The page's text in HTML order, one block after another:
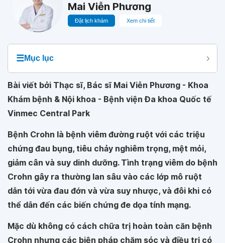
Mai Viễn Phương
Đặt lịch khám Xem chi tiết
☰Mục lục
Bài viết bởi Thạc sĩ, Bác sĩ Mai Viễn Phương - Khoa
Khám bệnh & Nội khoa - Bệnh viện Đa khoa Quốc tế
Vinmec Central Park
Bệnh Crohn là bệnh viêm đường ruột với các triệu
chứng đau bụng, tiêu chảy nghiêm trọng, mệt mỏi,
giảm cân và suy dinh dưỡng. Tình trạng viêm do bệnh
Crohn gây ra thường lan sâu vào các lớp mô ruột
dẫn tới vừa đau đớn và vừa suy nhược, và đôi khi có
thể dẫn đến các biến chứng đe dọa tính mạng.
Mặc dù không có cách chữa trị hoàn toàn căn bệnh
Crohn nhưng các biện pháp chăm sóc và điều trị có